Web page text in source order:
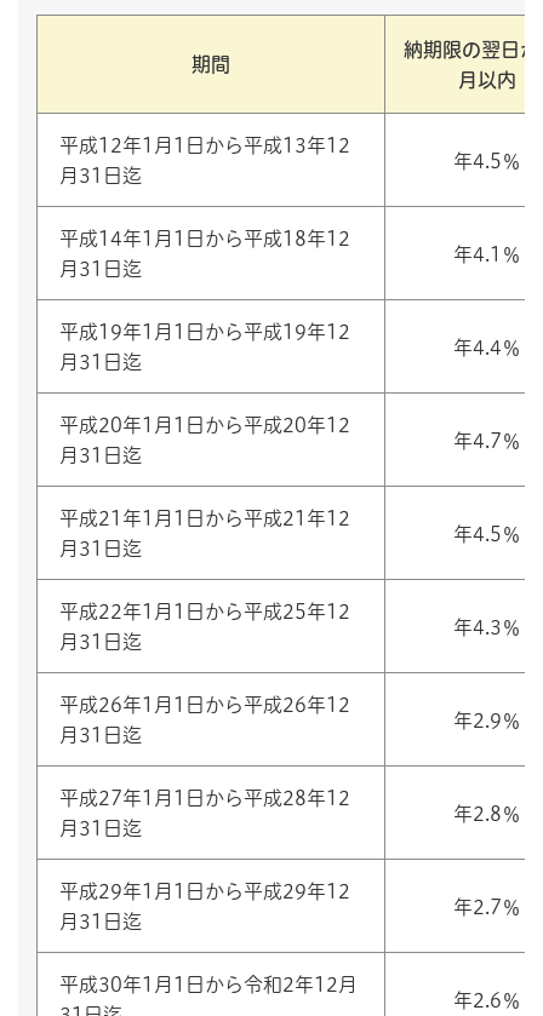
期間
納期限の翌日
月以内
平成12年1月1日から平成13年12
月31日迄
年4.5％
平成14年1月1日から平成18年12
月31日迄
年4.1％
平成19年1月1日から平成19年12
月31日迄
年4.4％
平成20年1月1日から平成20年12
月31日迄
年4.7％
平成21年1月1日から平成21年12
月31日迄
年4.5％
平成22年1月1日から平成25年12
月31日迄
年4.3％
平成26年1月1日から平成26年12
月31日迄
年2.9％
平成27年1月1日から平成28年12
月31日迄
年2.8％
平成29年1月1日から平成29年12
月31日迄
年2.7％
平成30年1月1日から令和2年12月
年2.6％